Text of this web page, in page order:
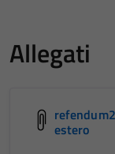
Allegati
estero